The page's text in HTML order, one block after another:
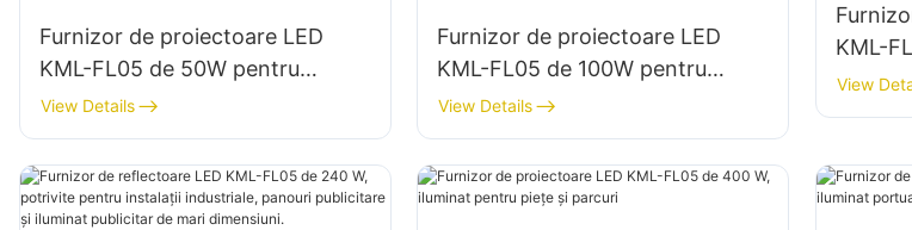
Furnizor de proiectoare LED
KML-FL05 de 50W pentru
fațade exterioare ale clădirilor și
iluminat pentru spații deschise
View Details
Furnizor de proiectoare LED
KML-FL05 de 100W pentru
fațadele clădirilor și iluminatul
șantierelor de construcții
View Details
KML-
de
View